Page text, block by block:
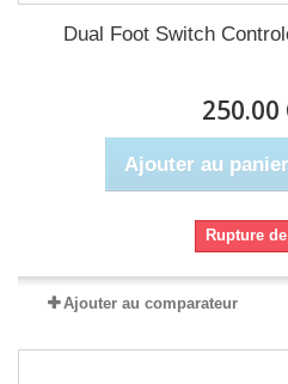
Dual Foot Switch
250.00
Ajouter au panier
Rupture
Ajouter au comparateur